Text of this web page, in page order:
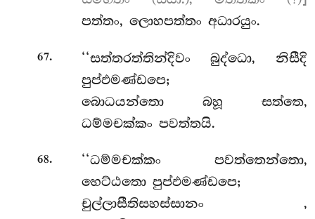
පත්තං, ලොහපත්තං අධාරයුං.
67.
‘‘සත්තරත්තින්දිවං බුද්ධො, නිසීදි
පුප්ඵමණ්ඩපෙ;
බොධයන්තො බහූ සත්තෙ,
ධම්මචක්කං පවත්තයි.
68.
‘‘ධම්මචක්කං පවත්තෙන්තො,
හෙට්ඨතො පුප්ඵමණ්ඩපෙ;
චුල්ලාසීතිසහස්සානං ,